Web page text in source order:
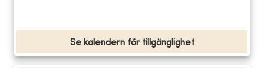
Se kalendern för tillgänglighet